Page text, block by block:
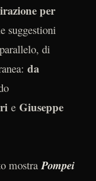
per
suggestioni
di
da
e Giuseppe
mostra Pompei